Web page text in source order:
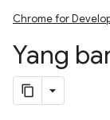
Chrome for
Yang